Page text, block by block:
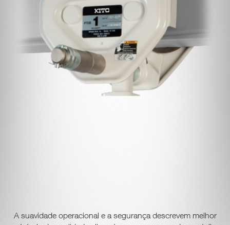
A suavidade operacional e a segurança descrevem melhor